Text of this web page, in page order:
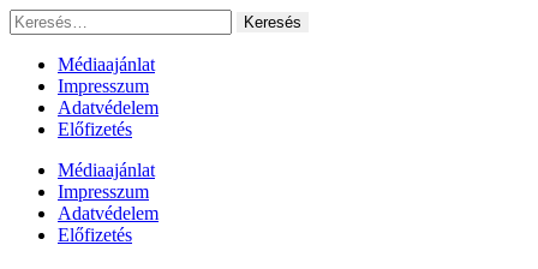
Ugrás
a
tartalomhoz
Keresés:
Médiaajánlat
Impresszum
Adatvédelem
Előfizetés
Médiaajánlat
Impresszum
Adatvédelem
Előfizetés